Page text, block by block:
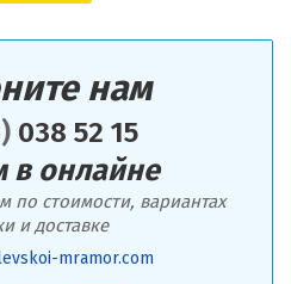
нам
038 52 15
в онлайне
по стоимости, вариантах
и доставке
mramor.com